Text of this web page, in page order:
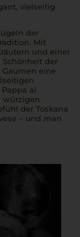
vielseitig
der
Mit
und einer
der
eine
Pappa al
würzigen
der Toskana
– und man